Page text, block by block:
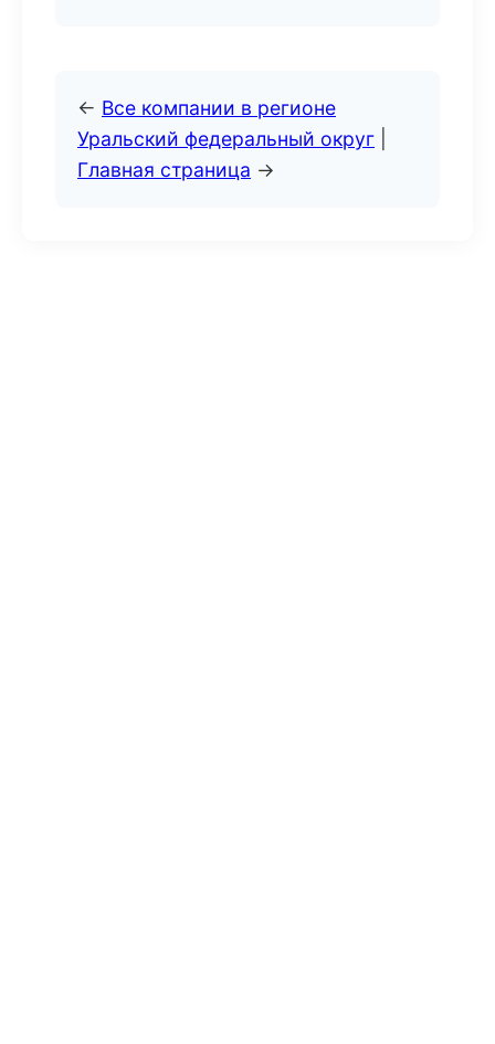
← Все компании в регионе
Уральский федеральный округ
Главная страница →